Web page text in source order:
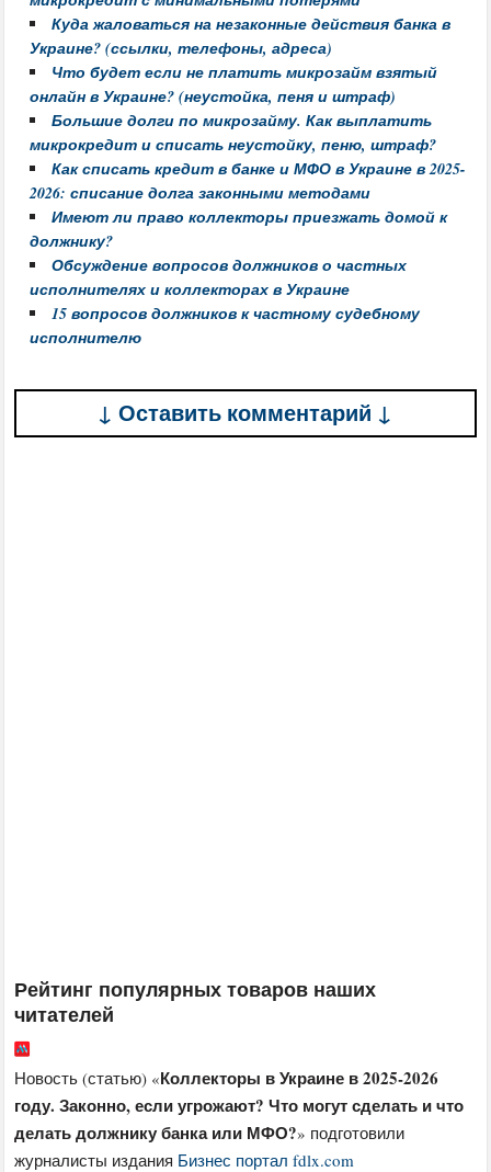
Куда жаловаться на незаконные действия банка в
Украине? (ссылки, телефоны, адреса)
Что будет если не платить микрозайм взятый
онлайн в Украине? (неустойка, пеня и штраф)
Большие долги по микрозайму. Как выплатить
микрокредит и списать неустойку, пеню, штраф?
Как списать кредит в банке и МФО в Украине в 2025-
2026: списание долга законными методами
Имеют ли право коллекторы приезжать домой к
должнику?
Обсуждение вопросов должников о частных
исполнителях и коллекторах в Украине
15 вопросов должников к частному судебному
исполнителю
↓ Оставить комментарий ↓
Рейтинг популярных товаров наших
читателей
Новость (статью) «Коллекторы в Украине в 2025-2026
году. Законно, если угрожают? Что могут сделать и что
делать должнику банка или МФО?» подготовили
журналисты издания Бизнес портал fdlx.com